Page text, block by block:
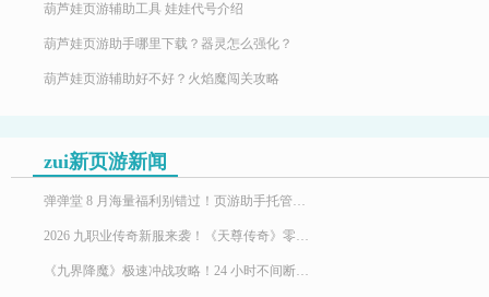
葫芦娃页游辅助工具 娃娃代号介绍
葫芦娃页游助手哪里下载？器灵怎么强化？
葫芦娃页游辅助好不好？火焰魔闯关攻略
zui新页游新闻
弹弹堂 8 月海量福利别错过！页游助手托管挂机，限定时装轻松到手
2026 九职业传奇新服来袭！《天尊传奇》零氪高效发育，快速玩转霸服
《九界降魔》极速冲战攻略！24 小时不间断堆战力霸服